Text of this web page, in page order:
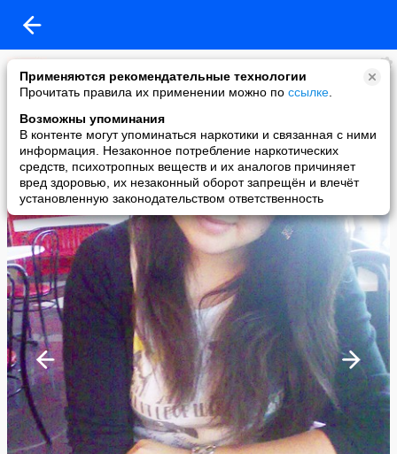
Применяются рекомендательные технологии
Прочитать правила их применении можно по ссылке
Возможны упоминания
В контенте могут упоминаться наркотики и связанная с ними
информация. Незаконное потребление наркотических
средств, психотропных веществ и их аналогов причиняет
вред здоровью, их незаконный оборот запрещён и влечёт
установленную законодательством ответственность
Жанара
added a photo
12 May в 12:49